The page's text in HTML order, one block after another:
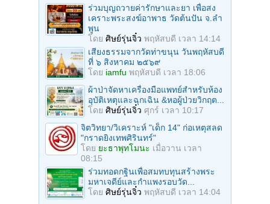
ร่วมบุญถวายค่ารักษาและยา เพื่อสง
เคราะพระสงฆ์อาพาธ วัดต้นปัน จ.ลํา
พูน
โดย ศิษย์รุ่นจิ๋ว พฤหัสบดี เวลา 14:14
เสียงธรรมจากวัดท่าขนุน วันพฤหัสบดี
ที่ ๖ สิงหาคม ๒๕๖๙
โดย iamfu พฤหัสบดี เวลา 18:06
ผ้าป่าจัดหาเครื่องมือแพทย์สำหรับห้อง
อุบัติเหตุและฉุกเฉิน &หอผู้ป่วยวิกฤต...
โดย ศิษย์รุ่นจิ๋ว ศุกร์ เวลา 10:17
จิตวิทยา/วิเคราะห์ "เด็ก 14" ก่อเหตุสลด
"กราดยิงเทพศิรินทร์"
โดย ยะธาพุทโมนะ เมื่อวาน เวลา
08:15
ร่วมทอดกฐินเพื่อสมทบทุนสร้างพระ
มหาเจดีย์และกำแพงรอบวัด...
โดย ศิษย์รุ่นจิ๋ว พฤหัสบดี เวลา 14:04